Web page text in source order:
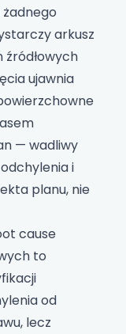
żadnego
arkusz
źródłowych
ujawnia
— wadliwy
i
planu, nie
cause
to
od
lecz